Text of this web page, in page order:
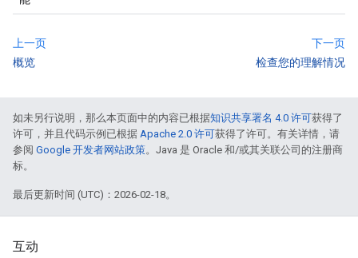
上一页
概览
下一页
检查您的理解情况
如未另行说明，那么本页面中的内容已根据知识共享署名 4.0 许可获得了
许可，并且代码示例已根据 Apache 2.0 许可获得了许可。有关详情，请
参阅 Google 开发者网站政策。Java 是 Oracle 和/或其关联公司的注册商
标。
最后更新时间 (UTC)：2026-02-18。
互动